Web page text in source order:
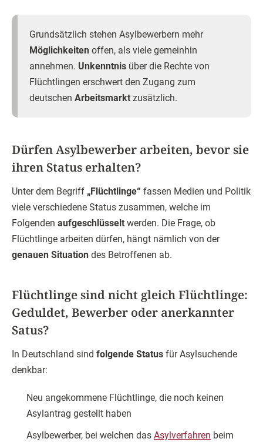
Grundsätzlich stehen Asylbewerbern mehr
Möglichkeiten offen, als viele gemeinhin
annehmen. Unkenntnis über die Rechte von
Flüchtlingen erschwert den Zugang zum
deutschen Arbeitsmarkt zusätzlich.
Dürfen Asylbewerber arbeiten, bevor sie
ihren Status erhalten?
Unter dem Begriff „Flüchtlinge“ fassen Medien und Politik
viele verschiedene Status zusammen, welche im
Folgenden aufgeschlüsselt werden. Die Frage, ob
Flüchtlinge arbeiten dürfen, hängt nämlich von der
genauen Situation des Betroffenen ab.
Flüchtlinge sind nicht gleich Flüchtlinge:
Geduldet, Bewerber oder anerkannter
Satus?
In Deutschland sind folgende Status für Asylsuchende
denkbar:
Neu angekommene Flüchtlinge, die noch keinen
Asylantrag gestellt haben
Asylbewerber, bei welchen das Asylverfahren beim